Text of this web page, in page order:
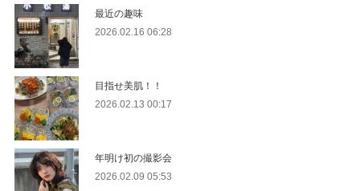
最近の趣味
2026.02.16 06:28
目指せ美肌！！
2026.02.13 00:17
年明け初の撮影会
2026.02.09 05:53